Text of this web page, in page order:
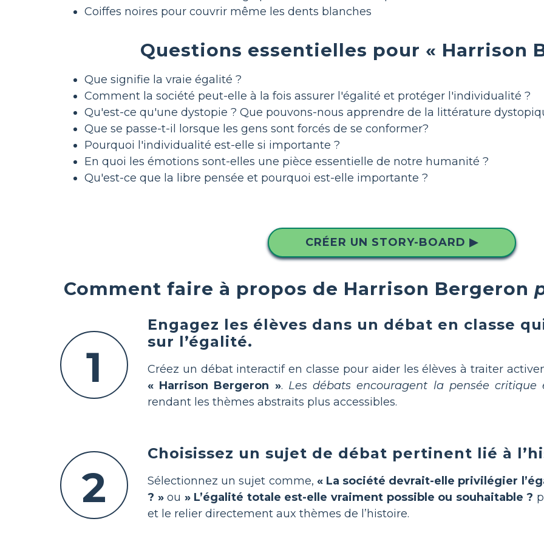
Coiffes noires pour couvrir même les dents blanches
Questions essentielles pour « Harrison
Que signifie la vraie égalité ?
Comment la société peut-elle à la fois assurer l'égalité et protéger l'individualité ?
Qu'est-ce qu'une dystopie ? Que pouvons-nous apprendre de la littérature
Que se passe-t-il lorsque les gens sont forcés de se conformer?
Pourquoi l'individualité est-elle si importante ?
En quoi les émotions sont-elles une pièce essentielle de notre humanité ?
Qu'est-ce que la libre pensée et pourquoi est-elle importante ?
CRÉER UN STORY-BOARD ▶
Comment faire à propos de Harrison Bergeron
1
Engagez les élèves dans un débat en classe
sur l’égalité.
Créez un débat interactif en classe pour aider les élèves à traiter
« Harrison Bergeron ». Les débats encouragent la pensée critique
rendant les thèmes abstraits plus accessibles.
2
Choisissez un sujet de débat pertinent lié à
Sélectionnez un sujet comme, « La société devrait-elle privilégier
? »ou » L’égalité totale est-elle vraiment possible ou souhaitable ?
et le relier directement aux thèmes de l’histoire.